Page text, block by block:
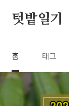
텃밭일기
홈 태그